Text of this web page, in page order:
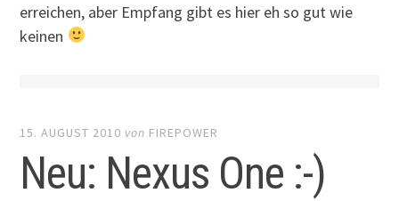
erreichen, aber Empfang gibt es hier eh so gut wie
keinen
15. AUGUST 2010 von FIREPOWER
Neu: Nexus One :-)